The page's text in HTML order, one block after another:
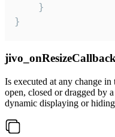
    }
}
Is executed at any change
open, closed or dragged by
dynamic displaying or